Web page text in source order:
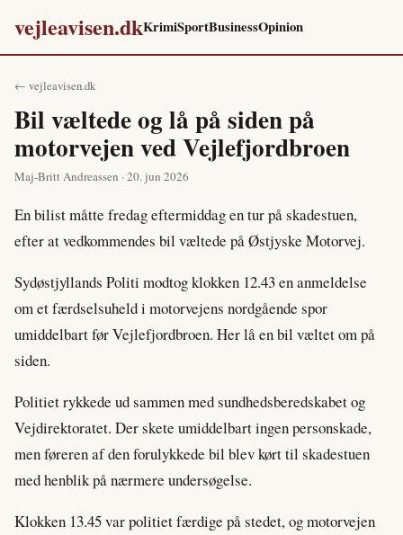
vejleavisen.dkKrimiSportBusinessOpinion
← vejleavisen.dk
Bil væltede og lå på siden på
motorvejen ved Vejlefjordbroen
Maj-Britt Andreassen · 20. jun 2026
En bilist måtte fredag eftermiddag en tur på skadestuen,
efter at vedkommendes bil væltede på Østjyske Motorvej.
Sydøstjyllands Politi modtog klokken 12.43 en anmeldelse
om et færdselsuheld i motorvejens nordgående spor
umiddelbart før Vejlefjordbroen. Her lå en bil væltet om på
siden.
Politiet rykkede ud sammen med sundhedsberedskabet og
Vejdirektoratet. Der skete umiddelbart ingen personskade,
men føreren af den forulykkede bil blev kørt til skadestuen
med henblik på nærmere undersøgelse.
Klokken 13.45 var politiet færdige på stedet, og motorvejen